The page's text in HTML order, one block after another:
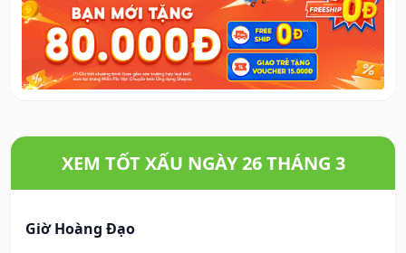
XEM TỐT XẤU NGÀY 26 THÁNG 3
Giờ Hoàng Đạo